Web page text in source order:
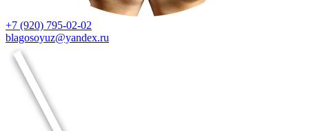
+7 (920) 795-02-02
blagosoyuz@yandex.ru